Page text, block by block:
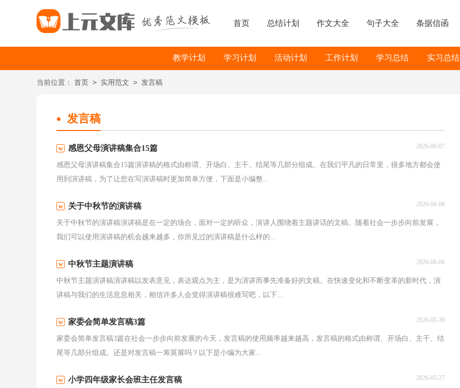
首页 总结计划 作文大全 句子大全 条据信函
实习总结
学习总结
工作计划
活动计划
学习计划
教学计划
当前位置： 首页 > 实用范文 > 发言稿
发言稿
感恩父母演讲稿集合15篇 2026-06-07
感恩父母演讲稿集合15篇演讲稿的格式由称谓、开场白、主干、结尾等几部分组成。在我们平凡的日常里，很多地方都会使
用到演讲稿，为了让您在写演讲稿时更加简单方便，下面是小编整...
关于中秋节的演讲稿 2026-06-06
关于中秋节的演讲稿演讲稿是在一定的场合，面对一定的听众，演讲人围绕着主题讲话的文稿。随着社会一步步向前发展，
我们可以使用演讲稿的机会越来越多，你所见过的演讲稿是什么样的...
中秋节主题演讲稿 2026-06-06
中秋节主题演讲稿演讲稿以发表意见，表达观点为主，是为演讲而事先准备好的文稿。在快速变化和不断变革的新时代，演
讲稿与我们的生活息息相关，相信许多人会觉得演讲稿很难写吧，以下...
家委会简单发言稿3篇 2026-05-30
家委会简单发言稿3篇在社会一步步向前发展的今天，发言稿的使用频率越来越高，发言稿的格式由称谓、开场白、主干、结
尾等几部分组成。还是对发言稿一筹莫展吗？以下是小编为大家...
小学四年级家长会班主任发言稿 2026-05-27